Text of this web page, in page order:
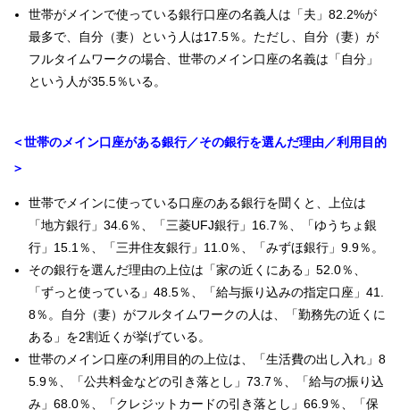
世帯がメインで使っている銀行口座の名義人は「夫」82.2%が
最多で、自分（妻）という人は17.5％。ただし、自分（妻）が
フルタイムワークの場合、世帯のメイン口座の名義は「自分」
という人が35.5％いる。
＜世帯のメイン口座がある銀行／その銀行を選んだ理由／利用目的
＞
世帯でメインに使っている口座のある銀行を聞くと、上位は
「地方銀行」34.6％、「三菱UFJ銀行」16.7％、「ゆうちょ銀
行」15.1％、「三井住友銀行」11.0％、「みずほ銀行」9.9％。
その銀行を選んだ理由の上位は「家の近くにある」52.0％、
「ずっと使っている」48.5％、「給与振り込みの指定口座」41.
8％。自分（妻）がフルタイムワークの人は、「勤務先の近くに
ある」を2割近くが挙げている。
世帯のメイン口座の利用目的の上位は、「生活費の出し入れ」8
5.9％、「公共料金などの引き落とし」73.7％、「給与の振り込
み」68.0％、「クレジットカードの引き落とし」66.9％、「保